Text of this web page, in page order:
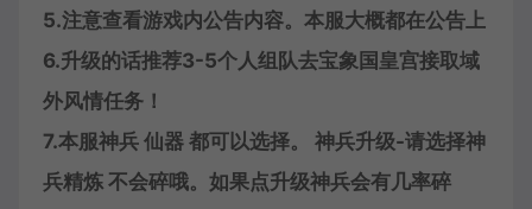
5.注意查看游戏内公告内容。本服大概都在公告上
6.升级的话推荐3-5个人组队去宝象国皇宫接取域
外风情任务！
7.本服神兵 仙器 都可以选择。 神兵升级-请选择神
兵精炼 不会碎哦。如果点升级神兵会有几率碎